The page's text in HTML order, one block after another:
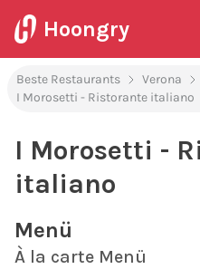
Hoongry
Beste Restaurants
Verona
I Morosetti - Ristorante italiano
I Morosetti -
italiano
Menü
À la carte Menü